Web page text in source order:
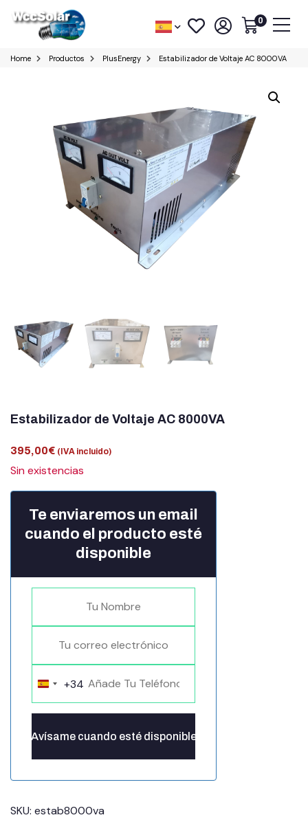
0
Home Productos PlusEnergy Estabilizador de Voltaje AC 8000VA
Estabilizador de Voltaje AC 8000VA
395,00€ (IVA incluido)
Sin existencias
Te enviaremos un email
cuando el producto esté
disponible
Spain
+34
+34
SKU: estab8000va